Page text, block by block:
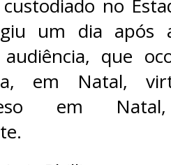
no
um dia após
que
em Natal,
em